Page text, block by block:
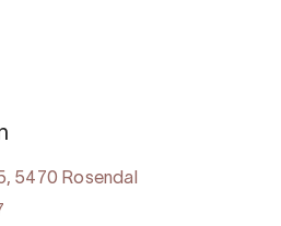
5470 Rosendal